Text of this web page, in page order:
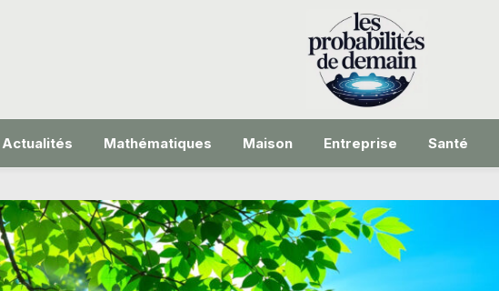
Actualités Mathématiques Maison Entreprise Santé